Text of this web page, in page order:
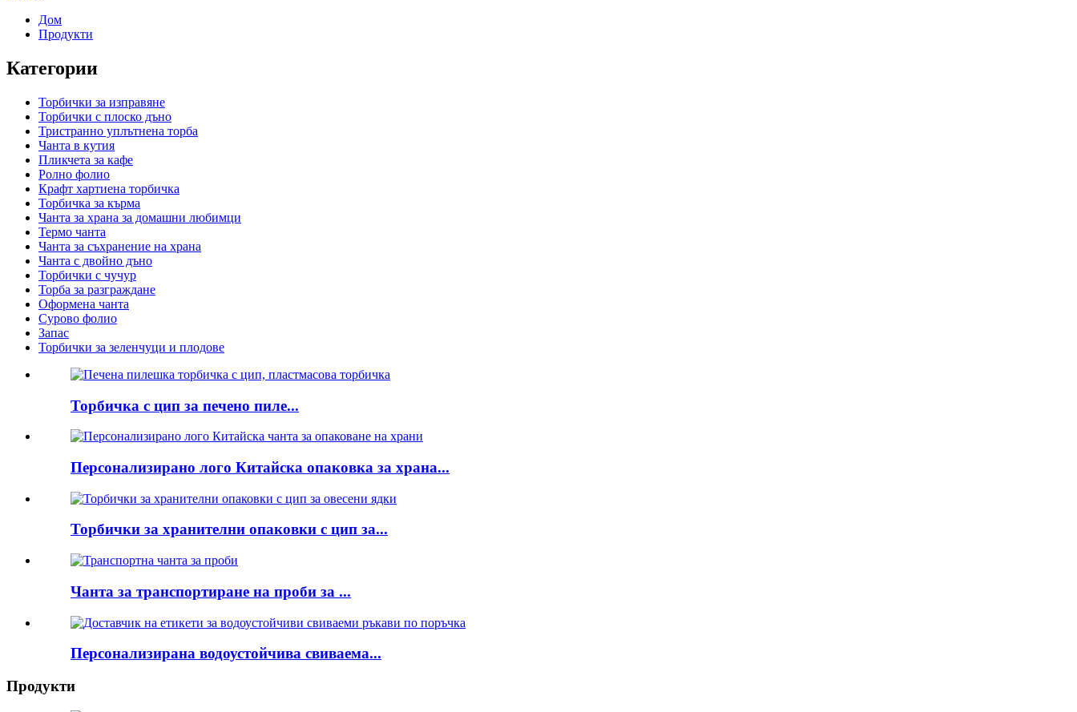
Дом
Продукти
Категории
Торбички за изправяне
Торбички с плоско дъно
Тристранно уплътнена торба
Чанта в кутия
Пликчета за кафе
Ролно фолио
Крафт хартиена торбичка
Торбичка за кърма
Чанта за храна за домашни любимци
Термо чанта
Чанта за съхранение на храна
Чанта с двойно дъно
Торбички с чучур
Торба за разграждане
Оформена чанта
Сурово фолио
Запас
Торбички за зеленчуци и плодове
Торбичка с цип за печено пиле...
Персонализирано лого Китайска опаковка за храна...
Торбички за хранителни опаковки с цип за...
Чанта за транспортиране на проби за ...
Персонализирана водоустойчива свиваема...
Продукти